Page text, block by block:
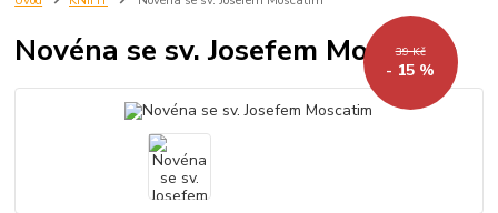
Novéna se sv. Josefem Moscatim
39 Kč
- 15 %